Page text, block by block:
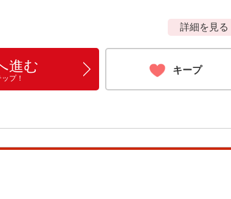
詳細を見る
進む
プ！
キープ